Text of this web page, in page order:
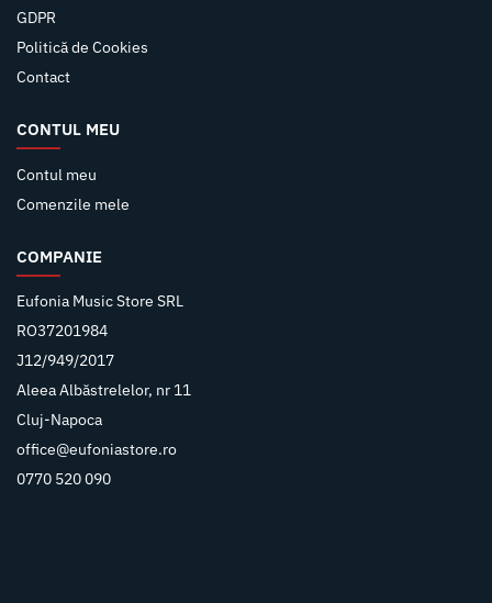
GDPR
Politică de Cookies
Contact
CONTUL MEU
Contul meu
Comenzile mele
COMPANIE
Eufonia Music Store SRL
RO37201984
J12/949/2017
Aleea Albăstrelelor, nr 11
Cluj-Napoca
office@eufoniastore.ro
0770 520 090